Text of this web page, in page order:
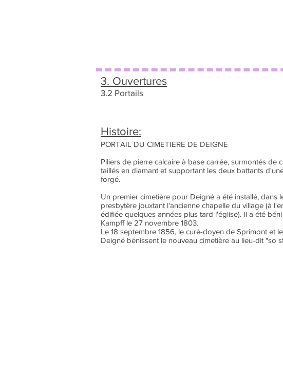
3. Ouvertures
3.2 Portails
Histoire:
PORTAIL DU CIMETIERE DE DEIGNE
Piliers de pierre calcaire à base carrée, surmontés de
taillés en diamant et supportant les deux battants
forgé.
Un premier cimetière pour Deigné a été installé, dans
presbytère jouxtant l'ancienne chapelle du village (à
édifiée quelques années plus tard l'église). Il a été
Kampff le 27 novembre 1803.
Le 18 septembre 1856, le curé-doyen de Sprimont et
Deigné bénissent le nouveau cimetière au lieu-dit "so